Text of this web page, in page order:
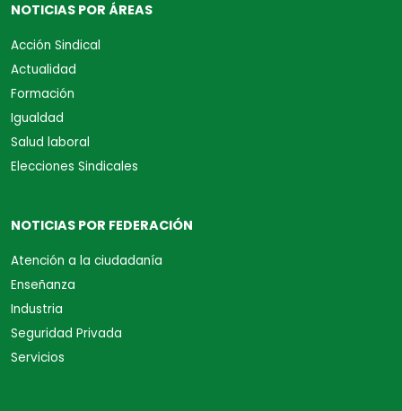
NOTICIAS POR ÁREAS
Acción Sindical
Actualidad
Formación
Igualdad
Salud laboral
Elecciones Sindicales
NOTICIAS POR FEDERACIÓN
Atención a la ciudadanía
Enseñanza
Industria
Seguridad Privada
Servicios